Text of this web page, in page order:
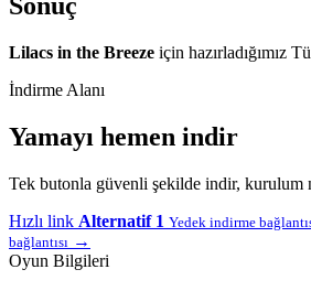
Lilacs in the Breeze için hazırladığımız
İndirme Alanı
Yamayı hemen indir
Tek butonla güvenli şekilde indir, kurulum
Hızlı link Alternatif 1 Yedek indirme
bağlantısı →
Oyun Bilgileri